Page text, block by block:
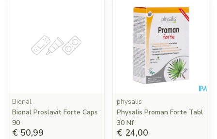
Bional
Bional Proslavit Forte Caps
90
€ 50,99
physalis
Physalis Proman Forte Tabl
30 Nf
€ 24,00